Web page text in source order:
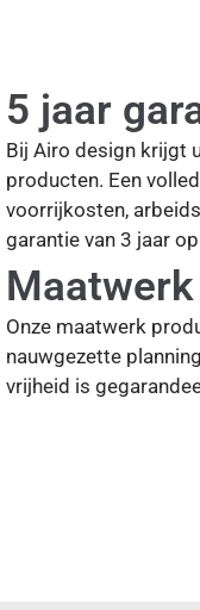
5 jaar
Bij Airo design krijgt
producten. Een
voorrijkosten,
garantie van 3 jaar
Onze maatwerk
nauwgezette
vrijheid is